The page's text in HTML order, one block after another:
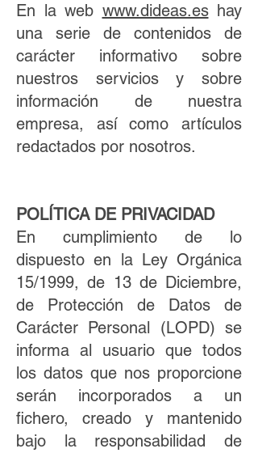
En la web www.dideas.eshay
una serie de contenidos de
carácter informativo sobre
nuestros servicios y sobre
información de nuestra
empresa, así como artículos
redactados por nosotros.
POLÍTICA DE PRIVACIDAD
En cumplimiento de lo
dispuesto en la Ley Orgánica
15/1999, de 13 de Diciembre,
de Protección de Datos de
Carácter Personal (LOPD) se
informa al usuario que todos
los datos que nos proporcione
serán incorporados a un
fichero, creado y mantenido
bajo la responsabilidad de